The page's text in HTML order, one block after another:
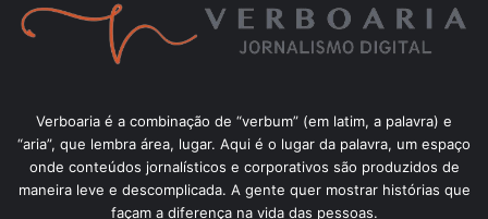
Verboaria é a combinação de “verbum” (em latim, a palavra) e
“aria”, que lembra área, lugar. Aqui é o lugar da palavra, um espaço
onde conteúdos jornalísticos e corporativos são produzidos de
maneira leve e descomplicada. A gente quer mostrar histórias que
façam a diferença na vida das pessoas.